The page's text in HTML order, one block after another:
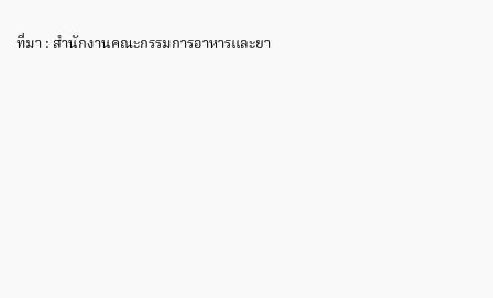
ที่มา : สำนักงานคณะกรรมการอาหารและยา